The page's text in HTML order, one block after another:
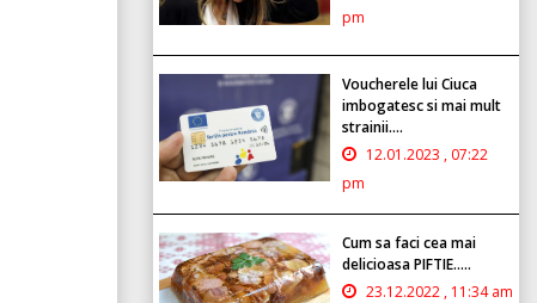
pm
Voucherele lui Ciuca
imbogatesc si mai mult
strainii....
12.01.2023 , 07:22
pm
Cum sa faci cea mai
delicioasa PIFTIE.....
23.12.2022 , 11:34 am